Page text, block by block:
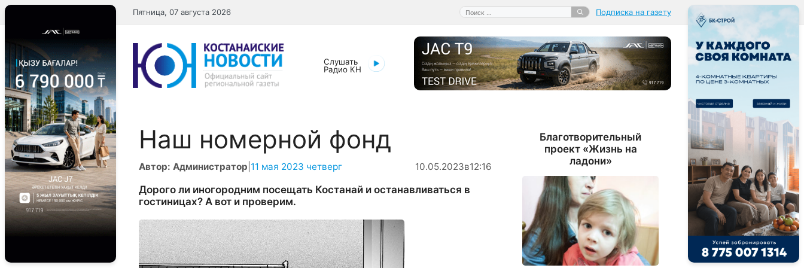
Перейти
к
содержимому
Поиск:
Пятница, 07 августа 2026 Подписка на газету
Слушать
Радио КН
Наш номерной фонд
Автор: Администратор 11 мая 2023 четверг 10.05.2023в12:16
Дорого ли иногородним посещать Костанай и останавливаться в
гостиницах? А вот и проверим.
Благотворительный
проект «Жизнь на
ладони»